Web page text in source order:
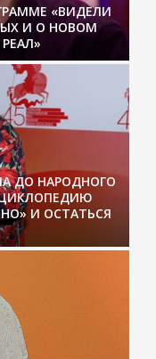
«ВИДЕЛИ
И О НОВОМ
ДО НАРОДНОГО
И ОСТАТЬСЯ